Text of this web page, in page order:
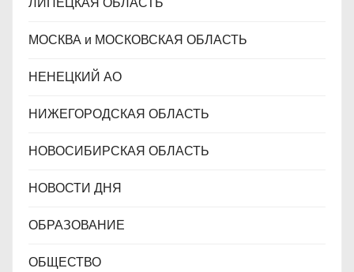
МОСКВА и МОСКОВСКАЯ ОБЛАСТЬ
НЕНЕЦКИЙ АО
НИЖЕГОРОДСКАЯ ОБЛАСТЬ
НОВОСИБИРСКАЯ ОБЛАСТЬ
НОВОСТИ ДНЯ
ОБРАЗОВАНИЕ
ОБЩЕСТВО